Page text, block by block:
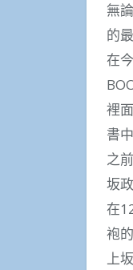
無
的
在
裡
書
之
坂
在
袍
上